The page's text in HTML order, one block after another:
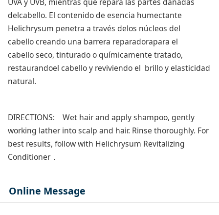
delcabello. El contenido de esencia humectante
Helichrysum penetra a través delos núcleos del
cabello creando una barrera reparadorapara el
cabello seco, tinturado o químicamente tratado,
restaurandoel cabello y reviviendo el brillo y elasticidad
natural.
DIRECTIONS: Wet hair and apply shampoo, gently
working lather into scalp and hair. Rinse thoroughly. For
best results, follow with Helichrysum Revitalizing
Conditioner．
Online Message